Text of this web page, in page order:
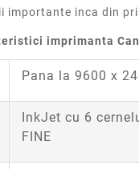
inca din
imprimanta
Pana la 9600 x
InkJet cu 6
FINE